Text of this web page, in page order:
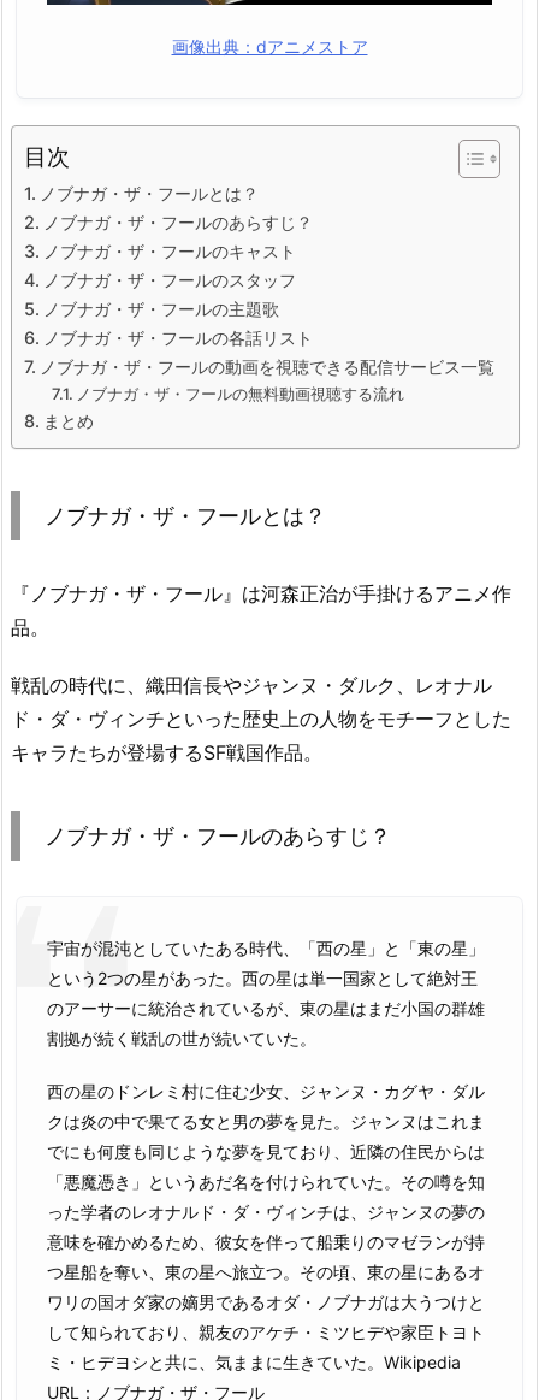
画像出典：dアニメストア
目次
ノブナガ・ザ・フールとは？
ノブナガ・ザ・フールのあらすじ？
ノブナガ・ザ・フールのキャスト
ノブナガ・ザ・フールのスタッフ
ノブナガ・ザ・フールの主題歌
ノブナガ・ザ・フールの各話リスト
ノブナガ・ザ・フールの動画を視聴できる配信サービス一覧
ノブナガ・ザ・フールの無料動画視聴する流れ
まとめ
ノブナガ・ザ・フールとは？
『ノブナガ・ザ・フール』は河森正治が手掛けるアニメ作
品。
戦乱の時代に、織田信長やジャンヌ・ダルク、レオナル
ド・ダ・ヴィンチといった歴史上の人物をモチーフとした
キャラたちが登場するSF戦国作品。
ノブナガ・ザ・フールのあらすじ？
宇宙が混沌としていたある時代、「西の星」と「東の星」
という2つの星があった。西の星は単一国家として絶対王
のアーサーに統治されているが、東の星はまだ小国の群雄
割拠が続く戦乱の世が続いていた。
西の星のドンレミ村に住む少女、ジャンヌ・カグヤ・ダル
クは炎の中で果てる女と男の夢を見た。ジャンヌはこれま
でにも何度も同じような夢を見ており、近隣の住民からは
「悪魔憑き」というあだ名を付けられていた。その噂を知
った学者のレオナルド・ダ・ヴィンチは、ジャンヌの夢の
意味を確かめるため、彼女を伴って船乗りのマゼランが持
つ星船を奪い、東の星へ旅立つ。その頃、東の星にあるオ
ワリの国オダ家の嫡男であるオダ・ノブナガは大うつけと
して知られており、親友のアケチ・ミツヒデや家臣トヨト
ミ・ヒデヨシと共に、気ままに生きていた。Wikipedia
URL：ノブナガ・ザ・フール